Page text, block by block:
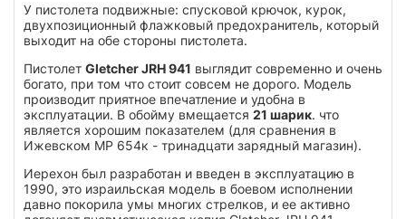
У пистолета подвижные: спусковой крючок, курок,
двухпозиционный флажковый предохранитель, который
выходит на обе стороны пистолета.
Пистолет Gletcher JRH 941 выглядит современно и очень
богато, при том что стоит совсем не дорого. Модель
производит приятное впечатление и удобна в
эксплуатации. В обойму вмещается 21 шарик. что
является хорошим показателем (для сравнения в
Ижевском МР 654к - тринадцати зарядный магазин).
Иерехон был разработан и введен в эксплуатацию в
1990, это израильская модель в боевом исполнении
давно покорила умы многих стрелков, и ее активно